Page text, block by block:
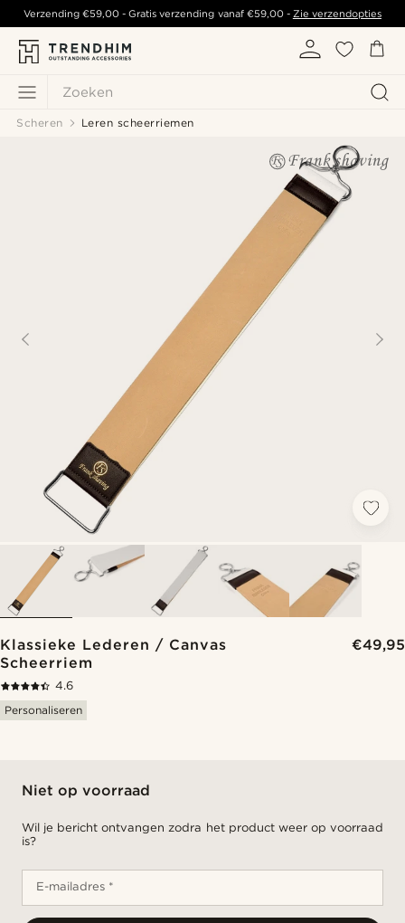
Zoeken
Verzending€59,00 - Gratis verzending vanaf €59,00- Zie verzendopties
Scheren Leren scheerriemen
Klassieke Lederen / Canvas
Scheerriem
€49,95
4.6
Personaliseren
Niet op voorraad
Wil je bericht ontvangen zodra het product weer op voorraad
is?
E-mailadres *